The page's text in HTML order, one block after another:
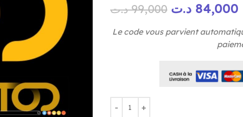
99,000 د.ت 84,000 د.ت
Le code vous parvient